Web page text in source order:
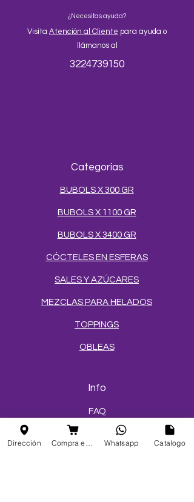
¿Necesitas ayuda?
Visita Atención al Cliente para ayuda o
llámanos al
3224739150
Categorías
BUBOLS X 300 GR
BUBOLS X 1100 GR
BUBOLS X 3400 GR
CÓCTELES EN ESFERAS
SALES Y AZÚCARES
MEZCLAS PARA HELADOS
TOPPINGS
OBLEAS
Info
FAQ
Acerca de
Dirección Whatsapp Catalogo